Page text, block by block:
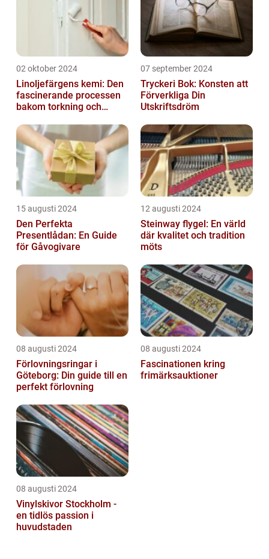
02 oktober 2024
Linoljefärgens kemi: Den
fascinerande processen
bakom torkning och
07 september 2024
Tryckeri Bok: Konsten att
Förverkliga Din
Utskriftsdröm
15 augusti 2024
Den Perfekta
Presentlådan: En Guide
för Gåvogivare
12 augusti 2024
Steinway flygel: En värld
där kvalitet och tradition
möts
08 augusti 2024
Förlovningsringar i
Göteborg: Din guide till en
perfekt förlovning
08 augusti 2024
Fascinationen kring
frimärksauktioner
08 augusti 2024
Vinylskivor Stockholm -
en tidlös passion i
huvudstaden